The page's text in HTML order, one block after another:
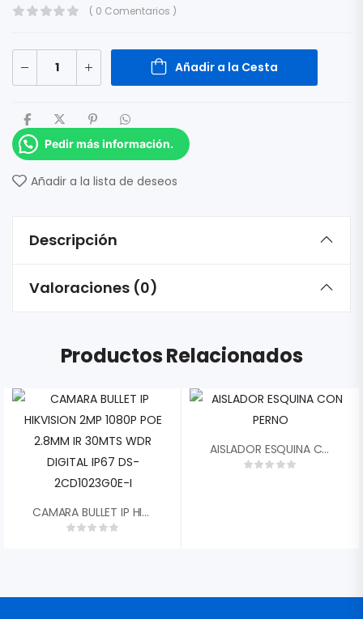
( 0 Comentarios )
Añadir a la Cesta
Pedir más información.
Añadir a la lista de deseos
Descripción
Valoraciones (0)
Productos Relacionados
CAMARA BULLET IP HIKVISION 2MP 1080P POE 2.8MM IR 30MTS WDR DIGITAL IP67 DS-2CD1023G0E-I
AISLADOR ESQUINA CON PERNO